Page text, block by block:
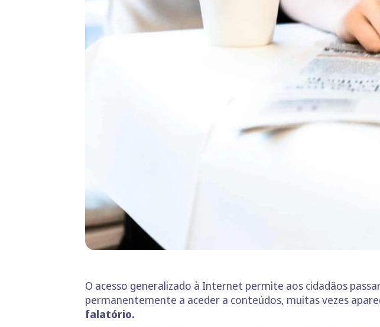
O acesso generalizado à Internet permite aos cidadãos
permanentemente a aceder a conteúdos, muitas vezes
falatório.